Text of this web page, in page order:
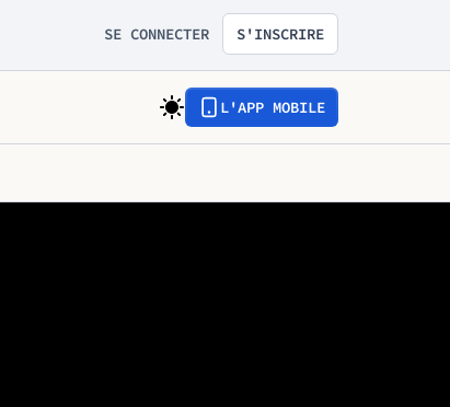
SE CONNECTER S'INSCRIRE
L'APP MOBILE